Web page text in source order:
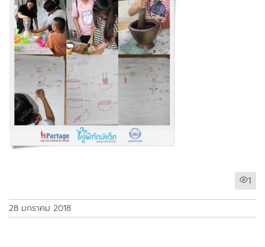
1
28 มกราคม 2018